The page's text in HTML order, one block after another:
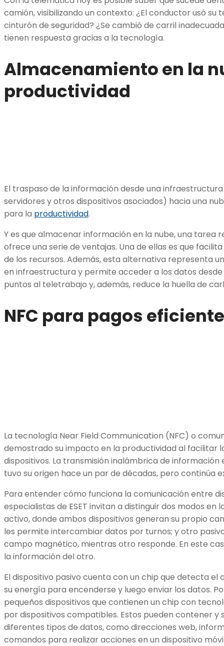
camión, visibilizando un contexto: ¿El conductor usó su
cinturón de seguridad? ¿Se cambió de carril
tienen respuesta gracias a la tecnología.
Almacenamiento en la
productividad
El traspaso de la información desde una
servidores y otros dispositivos asociados) hacia una
para la productividad.
Y es que almacenar información en la nube, una tarea
ofrece una serie de ventajas. Una de ellas es que
de los recursos. Además, esta alternativa representa
en infraestructura y permite acceder a los datos desde
puntos al teletrabajo y, además, reduce la huella de
NFC para pagos
La tecnología Near Field Communication (NFC) o
demostrado su impacto en la productividad al facilitar
dispositivos. La transmisión inalámbrica de
tuvo su origen hace un par de décadas, pero continúa
Para entender cómo funciona la comunicación entre
especialistas de ESET invitan a distinguir dos modos en
activo, donde ambos dispositivos generan su propio
les permite intercambiar datos por turnos; y otro
campo magnético, mientras otro responde. En este
la información del otro.
El dispositivo pasivo cuenta con un chip que detecta
su energía para encenderse y luego enviar los datos.
pequeños dispositivos que contienen un chip con
por dispositivos compatibles. Estos pueden contener
diferentes tipos de datos, como direcciones web,
comandos para realizar acciones en un dispositivo